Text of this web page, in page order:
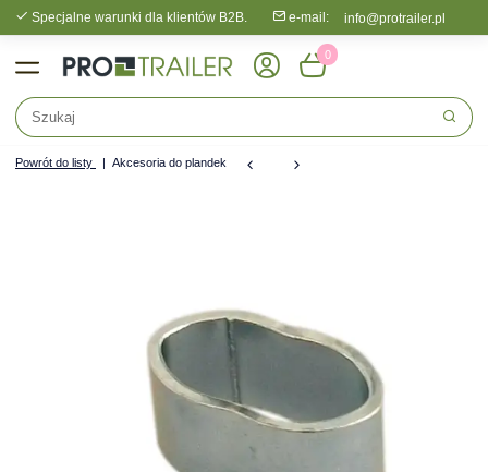
Specjalne warunki dla klientów B2B. e-mail: info@protrailer.pl
0
Powrót do listy Akcesoria do plandek